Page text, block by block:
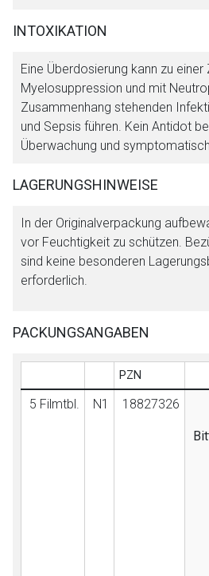
INTOXIKATION
Eine Überdosierung kann zu einer
Myelosuppression und mit
Zusammenhang stehenden
und Sepsis führen. Kein Antidot
Überwachung und
LAGERUNGSHINWEISE
In der Originalverpackung
vor Feuchtigkeit zu schützen.
sind keine besonderen
erforderlich.
PACKUNGSANGABEN
PZN
5 Filmtbl. N1
18827326